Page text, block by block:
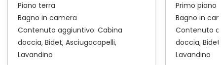
Piano terra
Bagno in camera
Contenuto aggiuntivo: Cabina
doccia Bidet Asciugacapelli
Lavandino
Primo piano
Bagno in
Contenuto
doccia Bidet
Lavandino